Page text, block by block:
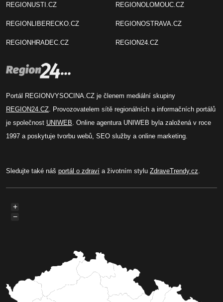
REGIONUSTI.CZ
REGIONLIBERECKO.CZ
REGIONHRADEC.CZ
REGIONOLOMOUC.CZ
REGIONOSTRAVA.CZ
REGION24.CZ
Portál REGIONVYSOCINA.CZ je členem mediální skupiny
REGION24.CZ . Provozovatelem sítě regionálních a informačních portálů
je společnost UNIWEB . Online agentura UNIWEB byla založená v roce
1997 a poskytuje tvorbu webů, SEO služby a online marketing.
Sledujte také náš portál o zdraví a životním stylu ZdraveTrendy.cz
+
−